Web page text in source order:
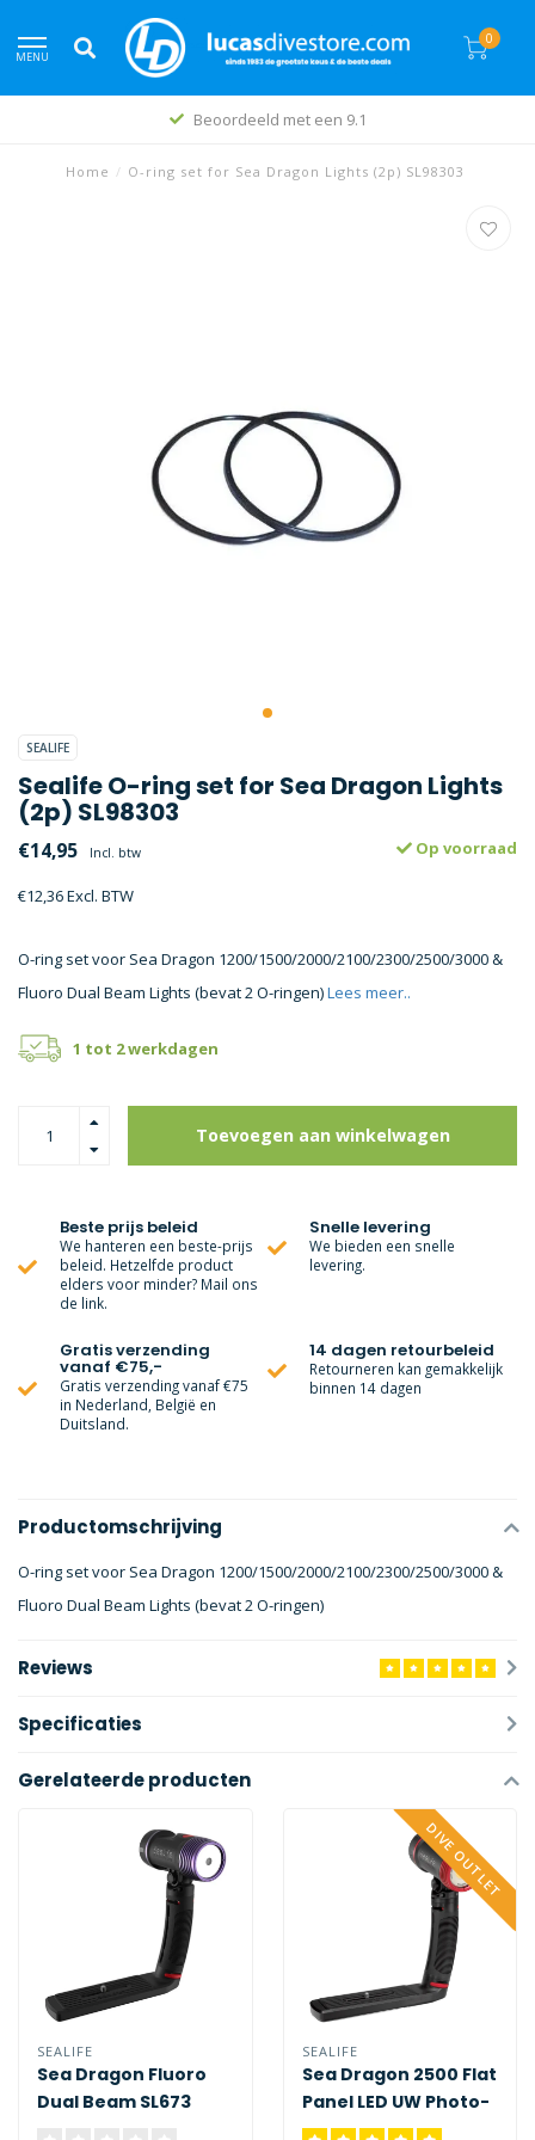
MENU
0
Beoordeeld met een 9.1
Home / O-ring set for Sea Dragon Lights (2p) SL98303
SEALIFE
Sealife O-ring set for Sea Dragon Lights
(2p) SL98303
€14,95 Incl. btw
€12,36 Excl. BTW
Op voorraad
O-ring set voor Sea Dragon 1200/1500/2000/2100/2300/2500/3000 &
Fluoro Dual Beam Lights (bevat 2 O-ringen)Lees meer..
1 tot 2 werkdagen
Toevoegen aan winkelwagen
Beste prijs beleid
We hanteren een beste-prijs
beleid. Hetzelfde product
elders voor minder? Mail ons
de link.
Snelle levering
We bieden een snelle
levering.
Gratis verzending
vanaf €75,-
Gratis verzending vanaf €75
in Nederland, België en
Duitsland.
14 dagen retourbeleid
Retourneren kan gemakkelijk
binnen 14 dagen
Productomschrijving
O-ring set voor Sea Dragon 1200/1500/2000/2100/2300/2500/3000 &
Fluoro Dual Beam Lights (bevat 2 O-ringen)
Reviews
Specificaties
Gerelateerde producten
SEALIFE
Sea Dragon Fluoro
Dual Beam SL673
DIVE OUTLET
SEALIFE
Sea Dragon 2500 Flat
Panel LED UW Photo-
Video Light Kit SL671